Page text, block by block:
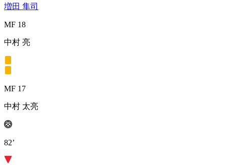
増田 隼司
MF 18
中村 亮
MF 17
中村 太亮
82’